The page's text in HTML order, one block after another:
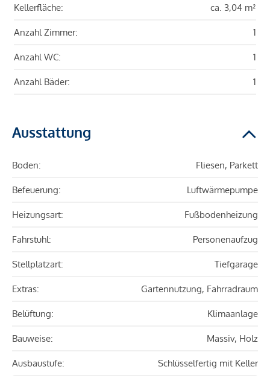
Kellerfläche: ca. 3,04 m²
Anzahl Zimmer: 1
Anzahl WC: 1
Anzahl Bäder: 1
Ausstattung
Boden: Fliesen, Parkett
Befeuerung: Luftwärmepumpe
Heizungsart: Fußbodenheizung
Fahrstuhl: Personenaufzug
Stellplatzart: Tiefgarage
Extras: Gartennutzung, Fahrradraum
Belüftung: Klimaanlage
Bauweise: Massiv, Holz
Ausbaustufe: Schlüsselfertig mit Keller